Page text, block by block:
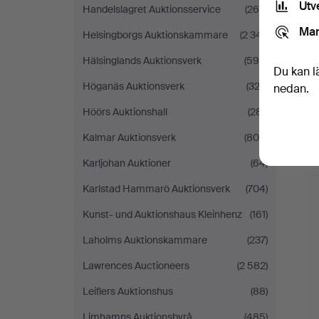
Handelslagret Auktionsservice
(265)
Helsingborgs Auktionskammare
(2 341)
Hälsinglands Auktionsverk
(594)
Höganäs Auktionsverk
(322)
Höörs Auktionshall
(281)
Kalmar Auktionsverk
(806)
Karljohan Auktioner
(64)
Karlstad Hammarö Auktionsverk
(704)
Kunst- und Auktionshaus Kleinhenz
(161)
Laholms Auktionskammare
(237)
Lawrences Auctioneers
(2 582)
Leiflers Auktionshus
(88)
Du kan
nedan.